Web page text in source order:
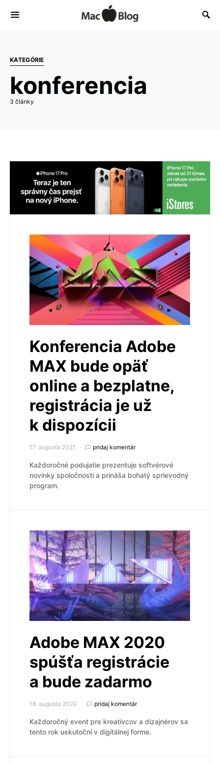
KATEGÓRIE
konferencia
3 články
Konferencia Adobe
MAX bude opäť
online a bezplatne,
registrácia je už
k dispozícii
17. augusta 2021 pridaj komentár
Každoročné podujatie prezentuje softvérové
novinky spoločnosti a prináša bohatý sprievodný
program.
Adobe MAX 2020
spúšťa registrácie
a bude zadarmo
18. augusta 2020 pridaj komentár
Každoročný event pre kreatívcov a dizajnérov sa
tento rok uskutoční v digitálnej forme.